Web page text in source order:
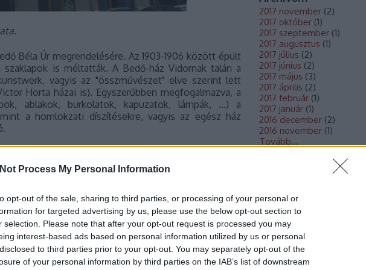
Process My Personal Information
opt-out of the sale, sharing to third parties, or processing of your personal or
for targeted advertising by us, please use the below opt-out section to
selection. Please note that after your opt-out request is processed you may
interest-based ads based on personal information utilized by us or personal
to third parties prior to your opt-out. You may separately opt-out of the
of your personal information by third parties on the IAB’s list of downstream
Béla Úr megrendelésére. Az 1903-1906 között épült
is méltatták. A Bedő-ház Vidornak talán a
vagyis az "összművészet" elve szerint lett
Horta házai is). Egyszerűbben megfogalmazva, a
ablakok, burkolatok, kapuzatok, lámpák, ...) a
a homlokzati díszítésekre, vagyis az egész ház
nyugat-európai építészet (Münchenben
ornamentika magyaros mintákat követ. Karakteres
ill. az épület belsőben a pécsi Zsolnay gyár
2017 november (2)
2017 október (1)
2017 szeptember (1)
2017 augusztus (1)
2017 július (2)
2017 június (2)
2017 május (3)
2017 április (2)
2017 február (1)
2017 január (1)
2016 december (2)
2016 november (1)
Tovább...
RSS Hírcsatorna
bejegyzések